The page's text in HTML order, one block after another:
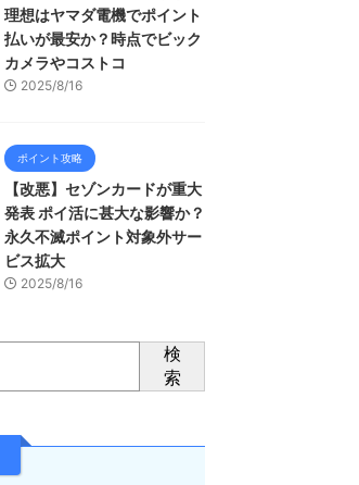
理想はヤマダ電機でポイント
払いが最安か？時点でビック
カメラやコストコ
2025/8/16
ポイント攻略
【改悪】セゾンカードが重大
発表 ポイ活に甚大な影響か？
永久不滅ポイント対象外サー
ビス拡大
2025/8/16
検
索